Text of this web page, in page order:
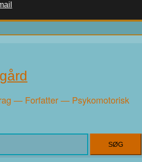
— Forfatter — Psykomotorisk